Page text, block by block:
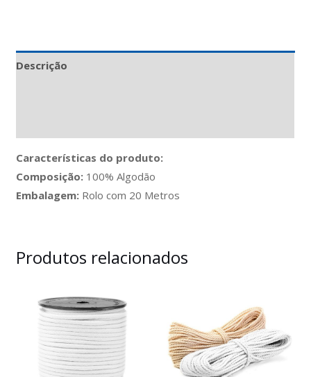
Descrição
Características do produto:
Composição: 100% Algodão
Embalagem: Rolo com 20 Metros
Produtos relacionados